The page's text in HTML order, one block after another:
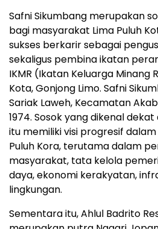
Safni Sikumbang merupakan
bagi masyarakat Lima Puluh
sukses berkarir sebagai
sekaligus pembina ikatan
IKMR (Ikatan Keluarga Minang
Kota, Gonjong Limo. Safni
Sariak Laweh, Kecamatan
1974. Sosok yang dikenal
itu memiliki visi progresif
Puluh Kora, terutama dalam
masyarakat, tata kelola
daya, ekonomi kerakyatan,
lingkungan.
Sementara itu, Ahlul Badrito